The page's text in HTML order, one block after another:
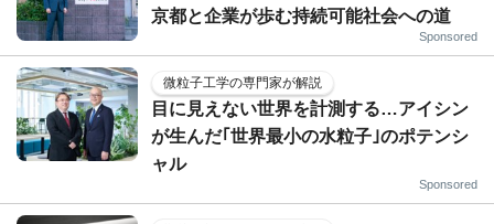
京都と企業が歩む持続可能社会への道
Sponsored
微粒子工学の専門家が解説
目に見えない世界を計測する…アイシン
が生んだ｢世界最小の水粒子｣のポテンシ
ャル
Sponsored